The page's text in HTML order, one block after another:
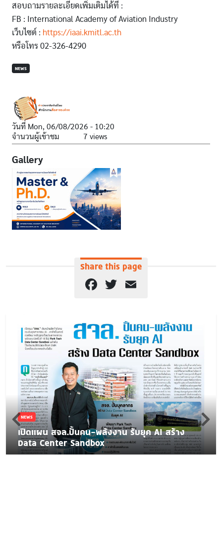
สอบถามรายละเอียดเพิ่มเติมได้ที่ :
FB : International Academy of Aviation Industry
เว็บไซต์ : https://iaai.kmitl.ac.th
หรือโทร 02-326-4290
NEWS
วันที่ Mon, 06/08/2026 - 10:20
จำนวนผู้เข้าชม
7 views
Gallery
Share this page
Facebook
Twitter
NEWS
เปิดแผน สจล.ปั้นคน-พลังงาน รับยุค AI สร้าง
Data Center Sandbox